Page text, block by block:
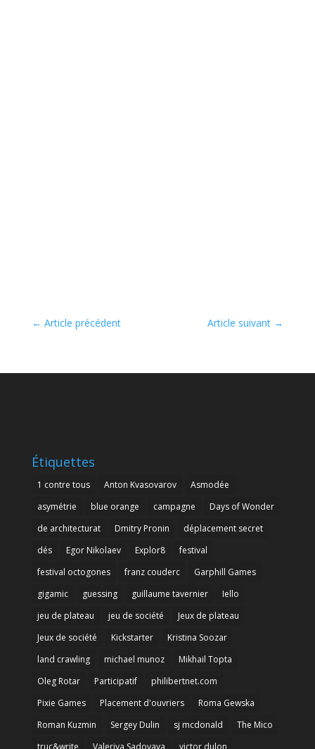
← Article précédent Article suivant →
Étiquettes
1 contre tous Anton Kvasovarov
Asmodée
asymétrie
blue orange campagne
Days of Wonder
de architecturat
Dmitry Pronin
déplacement secret
dés
Egor Nikolaev Explor8
festival
festival octogones
franz couderc
Garphill Games
gigamic
guessing guillaume tavernier
Iello
jeu de plateau
jeu de société
Jeux de plateau
Jeux de société
Kickstarter
Kristina Soozar
land crawling
michael munoz
Mikhail Topta
Oleg Rotar
Participatif
philibertnet.com
Pixie Games
Placement d'ouvriers
Roma Gewska
Roman Kuzmin
Sergey Dulin sj mcdonald
The Mico
truc&write
Valeriya Sadovaya victor dulon